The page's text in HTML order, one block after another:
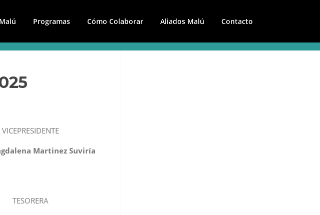
Programas Cómo Colaborar Aliados Malú Contacto
VICEPRESIDENTE
Martinez Suviría
TESORERA